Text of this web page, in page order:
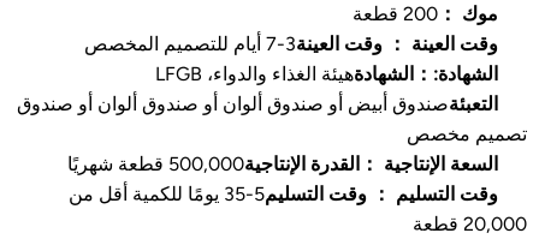
موك ： 200 قطعة
وقت العينة ： وقت العينة3-7 أيام للتصميم المخصص
الشهادة:：الشهادةهيئة الغذاء والدواء، LFGB
التعبئةصندوق أبيض أو صندوق ألوان أو صندوق ألوان أو صندوق
تصميم مخصص
السعة الإنتاجية ：القدرة الإنتاجية500,000 قطعة شهريًا
وقت التسليم ： وقت التسليم
5-35 يومًا للكمية أقل من
20,000 قطعة